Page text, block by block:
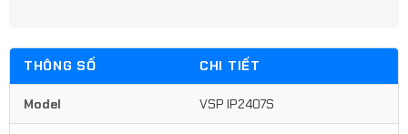
THÔNG SỐ CHI TIẾT
Model VSP IP2407S